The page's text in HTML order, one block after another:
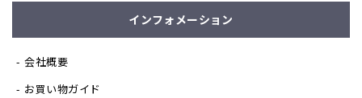
インフォメーション
会社概要
お買い物ガイド